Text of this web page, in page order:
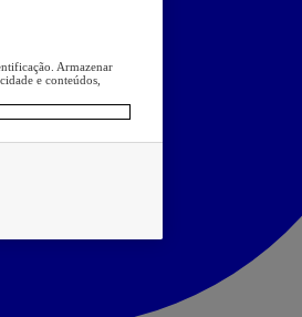
Armazenar
e conteúdos,